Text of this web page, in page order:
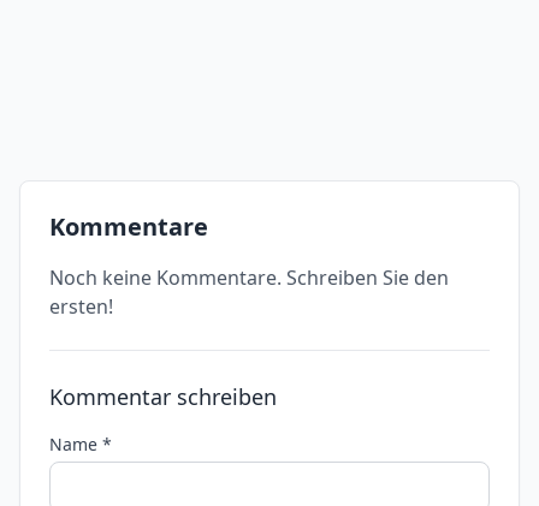
Kommentare
Noch keine Kommentare. Schreiben Sie den
ersten!
Kommentar schreiben
Name *